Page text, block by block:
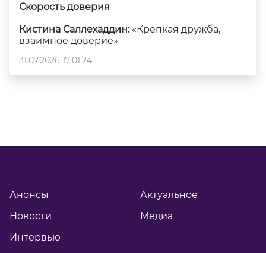
Скорость доверия
Кистина Саллехаддин:«Крепкая дружба,
взаимное доверие»
31.07.2026 17:01:24
Анонсы
Новости
Интервью
Актуальное
Медиа